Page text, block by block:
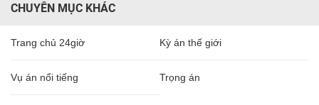
CHUYÊN MỤC KHÁC
Trang chủ 24giờ Kỳ án thế giới
Vụ án nổi tiếng Trọng án